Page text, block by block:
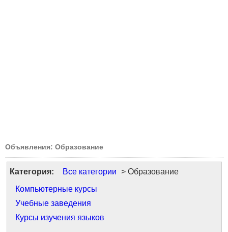
Объявления: Образование
Категория: Все категории > Образование
Компьютерные курсы
Учебные заведения
Курсы изучения языков